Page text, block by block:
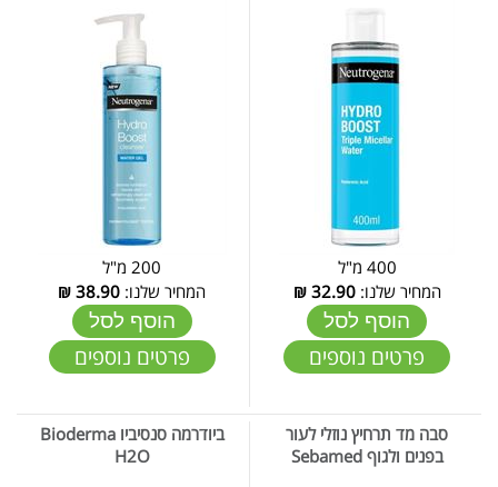
400 מ"ל
המחיר שלנו:32.90
₪
הוסף לסל
פרטים נוספים
200 מ"ל
המחיר שלנו: 38.90
₪
הוסף לסל
פרטים נוספים
סבה מד תרחיץ נוזלי לעור
בפנים ולגוף Sebamed
ביודרמה סנסיביו Bioderma
H2O